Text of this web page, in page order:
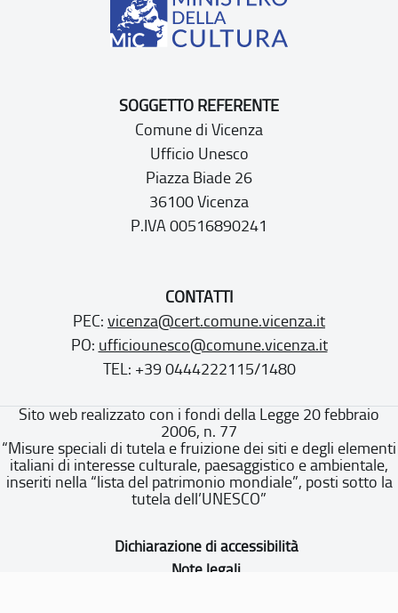
SOGGETTO REFERENTE
Comune di Vicenza
Ufficio Unesco
Piazza Biade 26
36100 Vicenza
P.IVA 00516890241
CONTATTI
PEC: vicenza@cert.comune.vicenza.it
PO: ufficiounesco@comune.vicenza.it
TEL: +39 0444222115/1480
Sito web realizzato con i fondi della Legge 20 febbraio
2006, n. 77
“Misure speciali di tutela e fruizione dei siti e degli elementi
italiani di interesse culturale, paesaggistico e ambientale,
inseriti nella “lista del patrimonio mondiale”, posti sotto la
tutela dell’UNESCO”
Dichiarazione di accessibilità
Note legali